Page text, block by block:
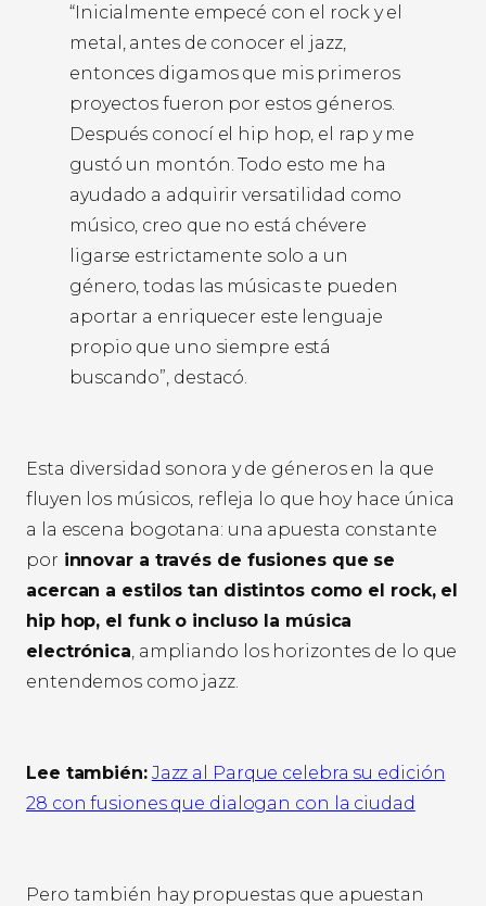
“Inicialmente empecé con el rock y el
metal, antes de conocer el jazz,
entonces digamos que mis primeros
proyectos fueron por estos géneros.
Después conocí el hip hop, el rap y me
gustó un montón. Todo esto me ha
ayudado a adquirir versatilidad como
músico, creo que no está chévere
ligarse estrictamente solo a un
género, todas las músicas te pueden
aportar a enriquecer este lenguaje
propio que uno siempre está
buscando”, destacó.
Esta diversidad sonora y de géneros en la que
fluyen los músicos, refleja lo que hoy hace única
a la escena bogotana: una apuesta constante
por innovar a través de fusiones que se
acercan a estilos tan distintos como el rock, el
hip hop, el funk o incluso la música
electrónica, ampliando los horizontes de lo que
entendemos como jazz.
Lee también: Jazz al Parque celebra su edición
28 con fusiones que dialogan con la ciudad
Pero también hay propuestas que apuestan